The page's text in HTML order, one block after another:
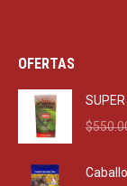
OFERTAS
$